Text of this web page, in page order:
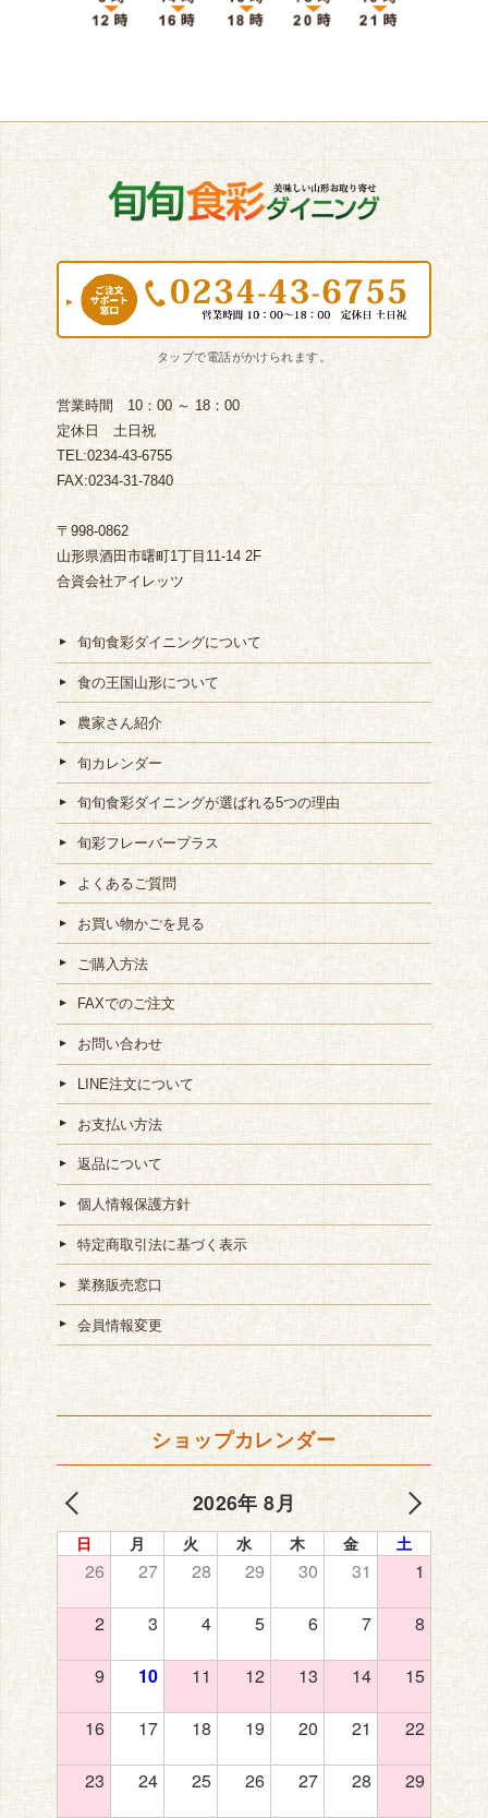
営業時間 10：00 ～ 18：00
定休日 土日祝
TEL:0234-43-6755
FAX:0234-31-7840
〒998-0862
山形県酒田市曙町1丁目11-14 2F
合資会社アイレッツ
旬旬食彩ダイニングについて
食の王国山形について
農家さん紹介
旬カレンダー
旬旬食彩ダイニングが選ばれる5つの理由
旬彩フレーバープラス
よくあるご質問
お買い物かごを見る
ご購入方法
FAXでのご注文
お問い合わせ
LINE注文について
お支払い方法
返品について
個人情報保護方針
特定商取引法に基づく表示
業務販売窓口
会員情報変更
ショップカレンダー
2026年 8月
日 月 火 水 木 金 土
26 27 28 29 30 31 1
2 3 4 5 6 7 8
9 10 11 12 13 14 15
16 17 18 19 20 21 22
23 24 25 26 27 28 29